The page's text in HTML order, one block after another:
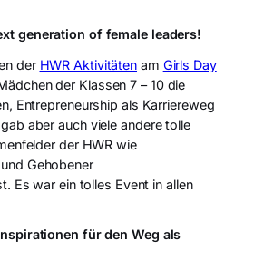
generation of female leaders!
der HWR Aktivitäten am Girls Day
der Klassen 7 – 10 die
Entrepreneurship als Karriereweg
aber auch viele andere tolle
der HWR wie
Gehobener
Es war ein tolles Event in allen
für den Weg als